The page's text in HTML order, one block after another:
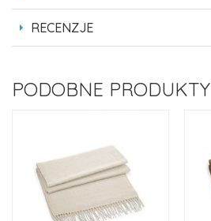
RECENZJE
PODOBNE PRODUKTY